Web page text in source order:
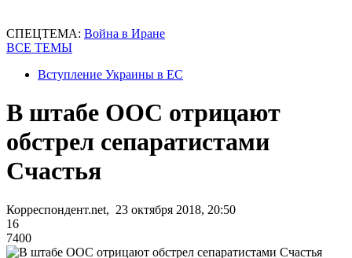
СПЕЦТЕМА: Война в Иране
ВСЕ ТЕМЫ
Вступление Украины в ЕС
В штабе ООС отрицают
обстрел сепаратистами
Счастья
Корреспондент.net, 23 октября 2018, 20:50
16
7400